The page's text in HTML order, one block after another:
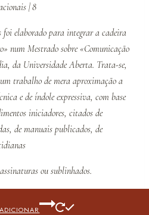
| 8
foi elaborado para integrar a cadeira
num Mestrado sobre «Comunicação
da Universidade Aberta. Trata-se,
trabalho de mera aproximação a
e de índole expressiva, com base
iniciadores, citados de
de manuais publicados, de
ou sublinhados.
ADICIONAR